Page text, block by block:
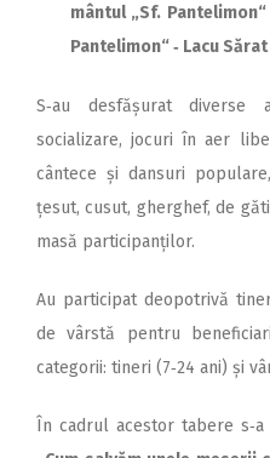
mântul „Sf.
Pantelimon“ ‑ Lacu Sărat
S‑au desfășurat diverse
socializare, jocuri în aer
cântece și dansuri
țesut, cusut, gherghef, de
masă participanților.
Au participat deopotrivă
de vârstă pentru
categorii: tineri (7‑24 ani) și
În cadrul acestor tabere